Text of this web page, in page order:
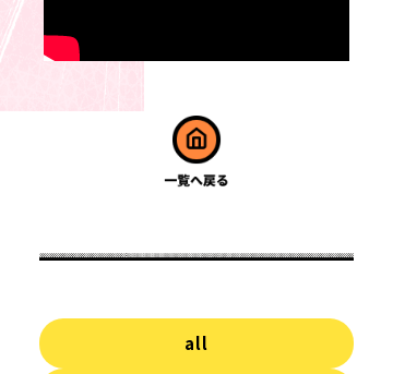
all